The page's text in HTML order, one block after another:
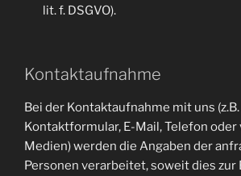
lit. f. DSGVO).
Kontaktaufnahme
Bei der Kontaktaufnahme mit uns
Kontaktformular, E-Mail, Telefon oder
Medien) werden die Angaben der
Personen verarbeitet, soweit dies